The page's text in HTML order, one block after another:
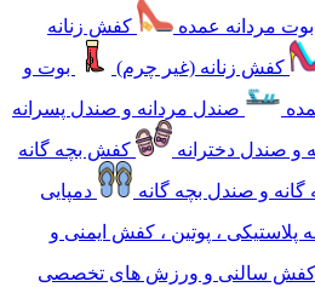
مردانه عمده
کفش زنانه
کفش زنانه (غیر چرم)
بوت و
صندل مردانه و صندل پسرانه
و صندل دخترانه
کفش بچه گانه
گانه و صندل بچه گانه
دمپایی
پلاستیکی ، پوتین ، کفش ایمنی و
کفش سالنی و ورزش های تخصصی